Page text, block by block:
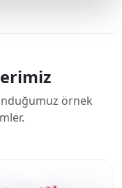
örnek